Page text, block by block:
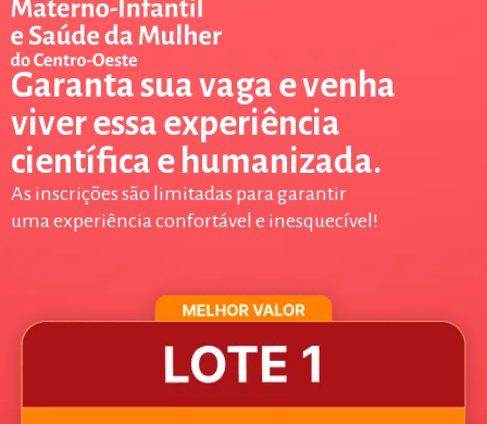
Garanta sua vaga e venha
viver essa experiência
científica e humanizada.
As inscrições são limitadas para garantir
uma experiência confortável e inesquecível!